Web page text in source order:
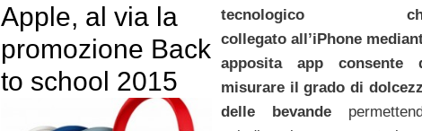
tecnologico
collegato all’iPhone
apposita app consente
misurare il grado di
delle bevande
Apple, al via la
promozione Back
to school 2015